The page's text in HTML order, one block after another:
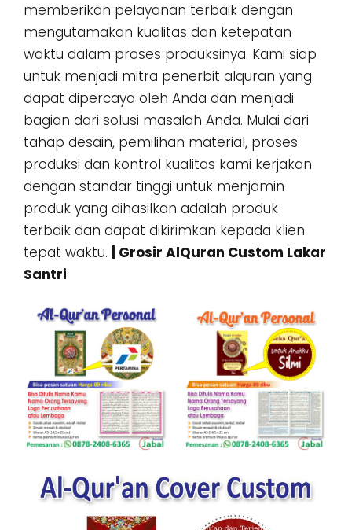
memberikan pelayanan terbaik dengan
mengutamakan kualitas dan ketepatan
waktu dalam proses produksinya. Kami siap
untuk menjadi mitra penerbit alquran yang
dapat dipercaya oleh Anda dan menjadi
bagian dari solusi masalah Anda. Mulai dari
tahap desain, pemilihan material, proses
produksi dan kontrol kualitas kami kerjakan
dengan standar tinggi untuk menjamin
produk yang dihasilkan adalah produk
terbaik dan dapat dikirimkan kepada klien
tepat waktu.
| Grosir AlQuran Custom Lakar
Santri